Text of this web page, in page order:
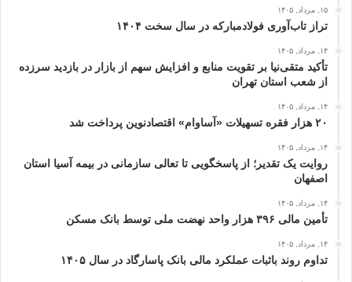
۱۵, مرداد, ۱۴۰۵
تراز تاب‌آوری فولادمبارکه در سال سخت ۱۴۰۴
۱۴, مرداد, ۱۴۰۵
تأکید متقی‌نیا بر تقویت منابع و افزایش سهم از بازار در بازدید سرزده
از شعب استان تهران
۱۴, مرداد, ۱۴۰۵
۲۰ هزار فقره تسهیلات «آساوام» اقتصادنوین پرداخت شد
۱۴, مرداد, ۱۴۰۵
روایت یک تقدیر؛ از پاسخگویی تا تعالی سازمانی در بیمه آسیا استان
اصفهان
۱۴, مرداد, ۱۴۰۵
تأمین مالی ۳۹۶ هزار واحد نهضت ملی توسط بانک مسکن
۱۴, مرداد, ۱۴۰۵
تداوم روند باثبات عملکرد مالی بانک پاسارگاد در سال ۱۴۰۵